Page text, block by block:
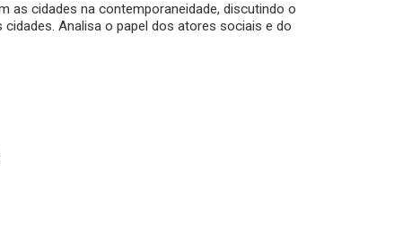
as cidades na contemporaneidade, discutindo o
Analisa o papel dos atores sociais e do